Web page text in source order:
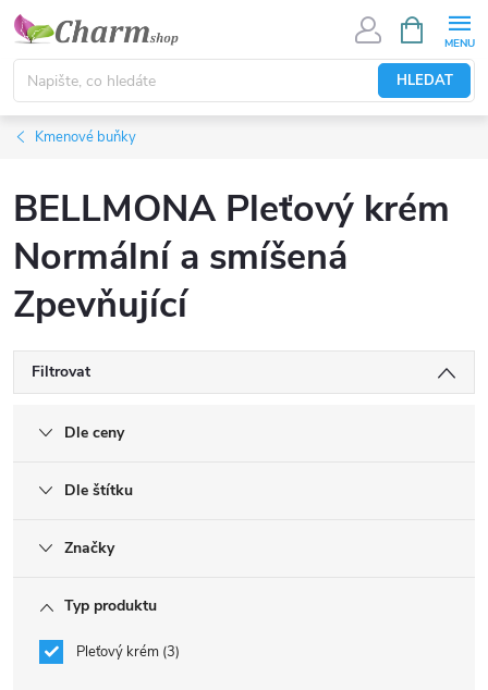
Přejít
obsah
HLEDAT
NÁKUPNÍ
KOŠÍK
Kmenové buňky
BELLMONA Pleťový krém
Normální a smíšená
Zpevňující
Filtrovat
Dle ceny
Dle štítku
Značky
Typ produktu
Pleťový krém 3